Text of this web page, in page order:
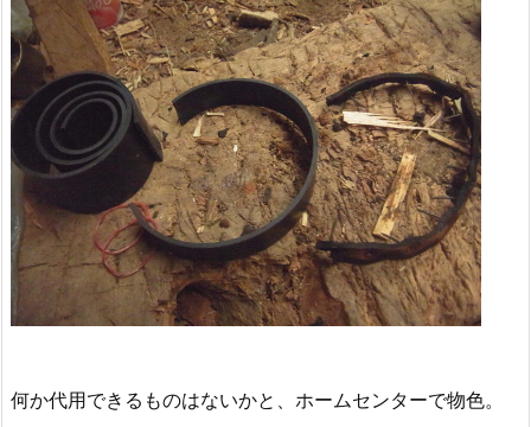
何か代用できるものはないかと、ホームセンターで物色。